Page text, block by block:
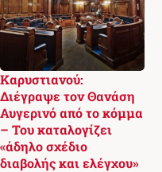
Καρυστιανού:
Διέγραψε τον Θανάση
Αυγερινό από το κόμμα
– Του καταλογίζει
«άδηλο σχέδιο
διαβολής και ελέγχου»